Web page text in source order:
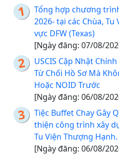
Tổng hợp chương
2026- tại các Chùa, Tu
vực DFW (Texas)
[Ngày đăng: 07/08/
USCIS Cập Nhật
Từ Chối Hồ Sơ Mà
Hoặc NOID Trước
[Ngày đăng: 06/08/
Tiệc Buffet Chay Gây
thiện công trình xây
Tu Viện Thượng Hạnh.
[Ngày đăng: 06/08/